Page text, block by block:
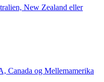
New Zealand eller
Canada og Mellemamerika